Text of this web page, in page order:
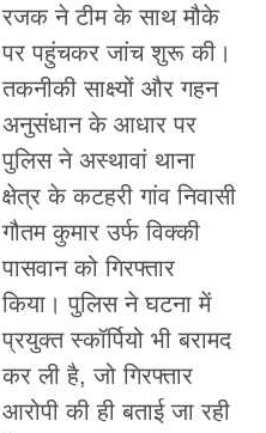
रजक ने टीम के साथ मौके
पर पहुंचकर जांच शुरू की।
तकनीकी साक्ष्यों और गहन
अनुसंधान के आधार पर
पुलिस ने अस्थावां थाना
क्षेत्र के कटहरी गांव निवासी
गौतम कुमार उर्फ विक्की
पासवान को गिरफ्तार
किया। पुलिस ने घटना में
प्रयुक्त स्कॉर्पियो भी बरामद
कर ली है, जो गिरफ्तार
आरोपी की ही बताई जा रही